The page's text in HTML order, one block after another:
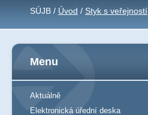
SÚJB / Úvod / Styk s veřejností
Menu
Aktuálně
Elektronická úřední deska